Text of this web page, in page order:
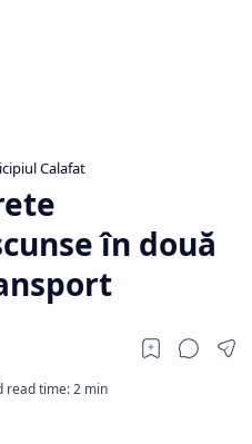
Calafat
în două